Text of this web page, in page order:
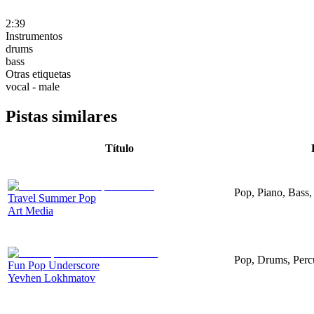
2:39
Instrumentos
drums
bass
Otras etiquetas
vocal - male
Pistas similares
Título
Travel Summer Pop
Art Media
Pop, Piano,
Fun Pop Underscore
Yevhen Lokhmatov
Pop, Drums,